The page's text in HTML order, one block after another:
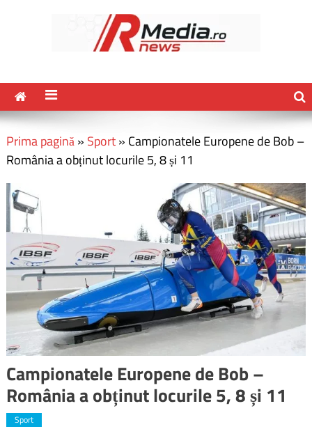
Prima pagină» Sport» Campionatele Europene de Bob –
România a obținut locurile 5, 8 și 11
Campionatele Europene de Bob –
România a obținut locurile 5, 8 și 11
Sport